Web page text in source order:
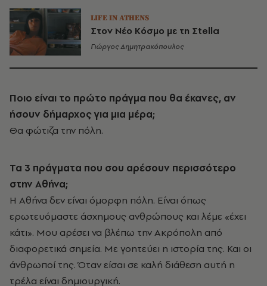
LIFE IN ATHENS
Στον Νέο Κόσμο με τη Σtella
Γιώργος Δημητρακόπουλος
Ποιο είναι το πρώτο πράγμα που θα έκανες, αν
ήσουν δήμαρχος για μια μέρα;
Θα φώτιζα την πόλη.
Τα 3 πράγματα που σου αρέσουν περισσότερο
στην Aθήνα;
Η Αθήνα δεν είναι όμορφη πόλη. Είναι όπως
ερωτευόμαστε άσχημους ανθρώπους και λέμε «έχει
κάτι». Μου αρέσει να βλέπω την Ακρόπολη από
διαφορετικά σημεία. Με γοητεύει η ιστορία της. Και οι
άνθρωποί της. Όταν είσαι σε καλή διάθεση αυτή η
τρέλα είναι δημιουργική.